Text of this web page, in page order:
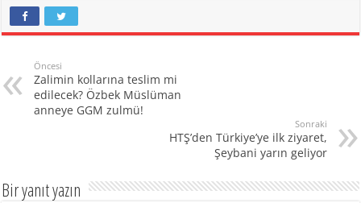
Öncesi
Zalimin kollarına teslim mi
edilecek? Özbek Müslüman
anneye GGM zulmü!
Sonraki
HTŞ’den Türkiye’ye ilk ziyaret,
Şeybani yarın geliyor
Bir yanıt yazın